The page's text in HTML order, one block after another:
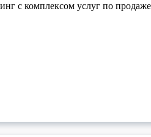
с комплексом услуг по